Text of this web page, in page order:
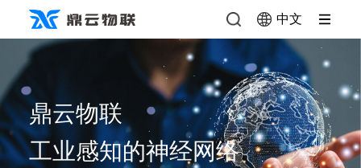
中文
鼎云物联
工业感知的神经网络